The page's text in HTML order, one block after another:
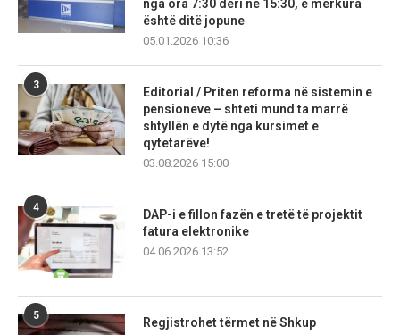
nga ora 7:30 deri në 15:30, e mërkura
është ditë jopune
05.01.2026 10:36
3
Editorial / Priten reforma në sistemin e
pensioneve – shteti mund ta marrë
shtyllën e dytë nga kursimet e
qytetarëve!
03.08.2026 15:00
4
DAP-i e fillon fazën e tretë të projektit
fatura elektronike
04.06.2026 13:52
5
Regjistrohet tërmet në Shkup